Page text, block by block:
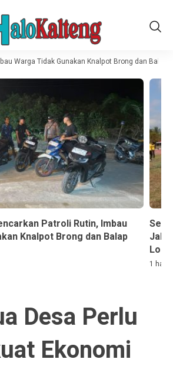
Warga Tidak Gunakan Knalpot Brong dan Balap
Patroli Rutin, Imbau
Knalpot Brong dan Balap
1 hari
Desa Perlu
Ekonomi